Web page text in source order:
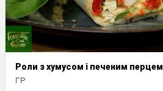
Роли з хумусом і печеним перцем
ГР